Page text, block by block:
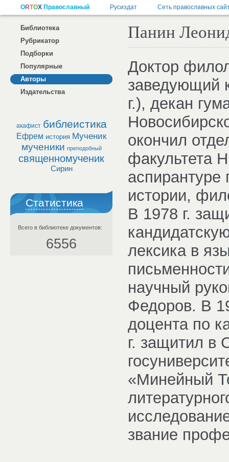
Библиотека
Рубрикатор
Подборки
Популярные
Авторы
Издательства
акафист библеистика
Ефрем история Мученик
мученики преподобный
священномученик
Сирин
Статистика
Всего в библиотеке документов:
6556
Панин
Доктор
заведующий
г.), декан
окончил
факультета
истории,
В 1978 г.
лексика в
научный
Федоров. В
доцента по
г. защитил в
«Минейный
звание